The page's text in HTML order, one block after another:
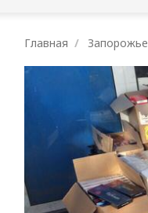
Главная Запорожье